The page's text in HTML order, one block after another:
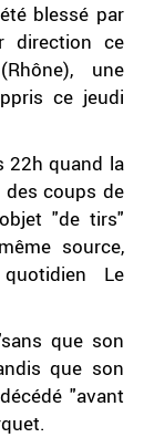
blessé par
direction ce
une
ce jeudi
22h quand la
des coups de
"de tirs"
source,
Le
que son
que son
"avant